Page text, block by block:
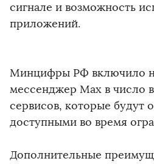
сигнале и возможность
приложений.
Минцифры РФ включило
мессенджер Max в число
сервисов, которые будут
доступными во время
Дополнительные